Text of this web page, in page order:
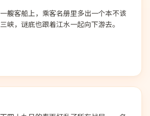
艘客船上，乘客名册里多出一个本不该
峡，谜底也跟着江水一起向下游去。
99:10